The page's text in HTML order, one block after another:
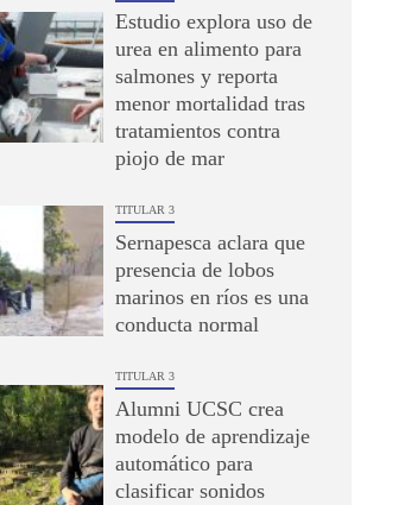
Estudio explora uso de
urea en alimento para
salmones y reporta
menor mortalidad tras
tratamientos contra
piojo de mar
TITULAR 3
Sernapesca aclara que
presencia de lobos
marinos en ríos es una
conducta normal
TITULAR 3
Alumni UCSC crea
modelo de aprendizaje
automático para
clasificar sonidos